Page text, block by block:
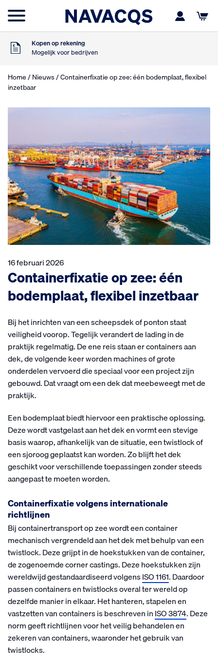
Dinsdag in huis
9
Klanten geven ons
Op basis van 453 beoordelingen
Kopen op rekening
Mogelijk voor bedrijven
Zaterdag besteld
Dinsdag in huis
9,5
Gratis verzending
Vanaf €75,- excl. BTW
Zaterdag besteld
Dinsdag in huis
Home/Nieuws/ Containerfixatie op zee: één bodemplaat, flexibel
inzetbaar
16 februari 2026
Containerfixatie op zee: één
bodemplaat, flexibel inzetbaar
Bij het inrichten van een scheepsdek of ponton staat
veiligheid voorop. Tegelijk verandert de lading in de
praktijk regelmatig. De ene reis staan er containers aan
dek, de volgende keer worden machines of grote
onderdelen vervoerd die speciaal voor een project zijn
gebouwd. Dat vraagt om een dek dat meebeweegt met de
praktijk.
Een bodemplaat biedt hiervoor een praktische oplossing.
Deze wordt vastgelast aan het dek en vormt een stevige
basis waarop, afhankelijk van de situatie, een twistlock of
een sjoroog geplaatst kan worden. Zo blijft het dek
geschikt voor verschillende toepassingen zonder steeds
aangepast te moeten worden.
Containerfixatie volgens internationale
richtlijnen
Bij containertransport op zee wordt een container
mechanisch vergrendeld aan het dek met behulp van een
twistlock. Deze grijpt in de hoekstukken van de container,
de zogenoemde corner castings. Deze hoekstukken zijn
wereldwijd gestandaardiseerd volgensISO 1161. Daardoor
passen containers en twistlocks overal ter wereld op
dezelfde manier in elkaar. Het hanteren, stapelen en
vastzetten van containers is beschreven inISO 3874. Deze
norm geeft richtlijnen voor het veilig behandelen en
zekeren van containers, waaronder het gebruik van
twistlocks.